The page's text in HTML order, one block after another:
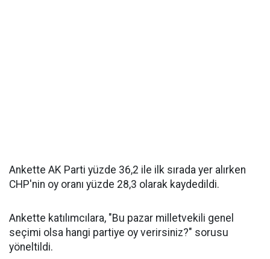
Ankette AK Parti yüzde 36,2 ile ilk sırada yer alırken
CHP'nin oy oranı yüzde 28,3 olarak kaydedildi.
Ankette katılımcılara, "Bu pazar milletvekili genel
seçimi olsa hangi partiye oy verirsiniz?" sorusu
yöneltildi.